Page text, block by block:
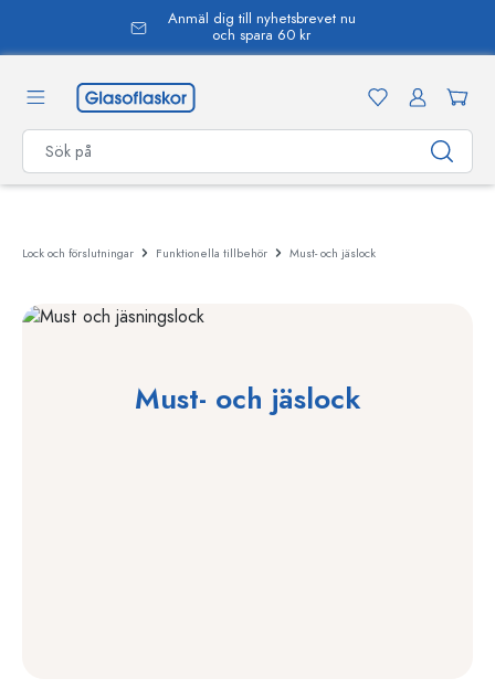
Anmäl dig till nyhetsbrevet nu
och spara 60 kr
Lock och förslutningar Funktionella tillbehör Must- och jäslock
Must- och jäslock